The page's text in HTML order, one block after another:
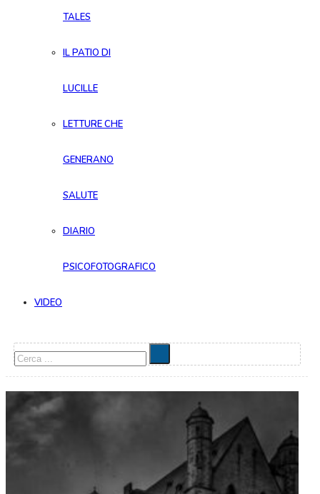
TALES
IL PATIO DI
LUCILLE
LETTURE CHE
GENERANO
SALUTE
DIARIO
PSICOFOTOGRAFICO
VIDEO
Cerca